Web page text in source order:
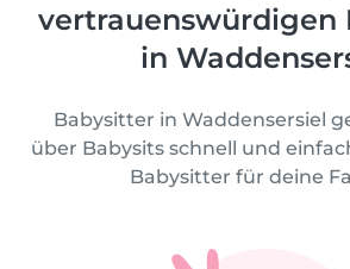
vertrauenswürdigen
in
Babysitter in Waddensersiel
über Babysits schnell und
Babysitter für deine